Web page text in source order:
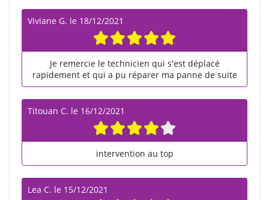
Viviane G. le 18/12/2021
Je remercie le technicien qui s'est déplacé
rapidement et qui a pu réparer ma panne de suite
Titouan C. le 16/12/2021
intervention au top
Lea C. le 15/12/2021